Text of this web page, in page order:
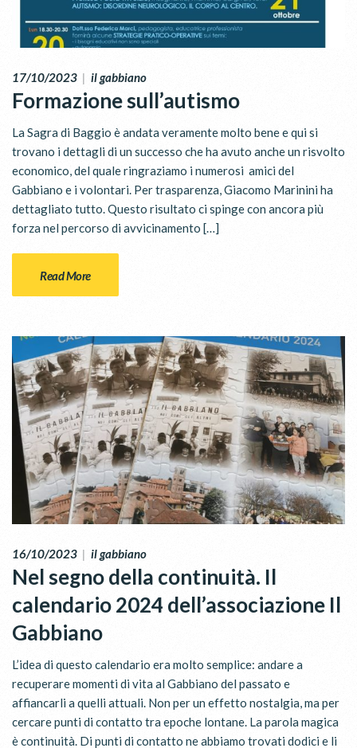
17/10/2023 | il gabbiano
Formazione sull’autismo
La Sagra di Baggio è andata veramente molto bene e qui si
trovano i dettagli di un successo che ha avuto anche un risvolto
economico, del quale ringraziamo i numerosi amici del
Gabbiano e i volontari. Per trasparenza, Giacomo Marinini ha
dettagliato tutto. Questo risultato ci spinge con ancora più
forza nel percorso di avvicinamento […]
Read More
16/10/2023 | il gabbiano
Nel segno della continuità. Il
calendario 2024 dell’associazione Il
Gabbiano
L’idea di questo calendario era molto semplice: andare a
recuperare momenti di vita al Gabbiano del passato e
affiancarli a quelli attuali. Non per un effetto nostalgia, ma per
cercare punti di contatto tra epoche lontane. La parola magica
è continuità. Di punti di contatto ne abbiamo trovati dodici e li